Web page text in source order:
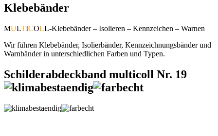
Klebebänder
MULTICOLL-Klebebänder – Isolieren – Kennzeichen – Warnen
Wir führen Klebebänder, Isolierbänder, Kennzeichnungsbänder und
Warnbänder in unterschiedlichen Farben und Typen.
Schilderabdeckband multicoll Nr. 19